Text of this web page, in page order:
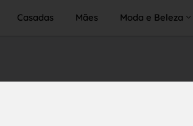
Casadas Mães Moda e Beleza